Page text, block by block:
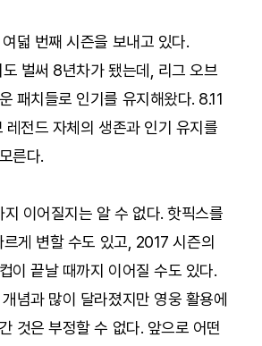
덟 번째 시즌을 보내고 있다.
벌써 8년차가 됐는데, 리그 오브
패치들로 인기를 유지해왔다. 8.11
레전드 자체의 생존과 인기 유지를
른다.
이어질지는 알 수 없다. 핫픽스를
게 변할 수도 있고, 2017 시즌의
이 끝날 때까지 이어질 수도 있다.
념과 많이 달라졌지만 영웅 활용에
것은 부정할 수 없다. 앞으로 어떤